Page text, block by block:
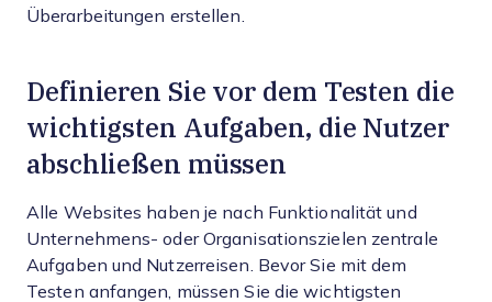
Überarbeitungen erstellen.
Definieren Sie vor dem Testen die
wichtigsten Aufgaben, die Nutzer
abschließen müssen
Alle Websites haben je nach Funktionalität und
Unternehmens- oder Organisationszielen zentrale
Aufgaben und Nutzerreisen. Bevor Sie mit dem
Testen anfangen, müssen Sie die wichtigsten